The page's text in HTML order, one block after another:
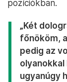
pozíciókban.
„Két
főnököm,
pedig az
ugyanúgy